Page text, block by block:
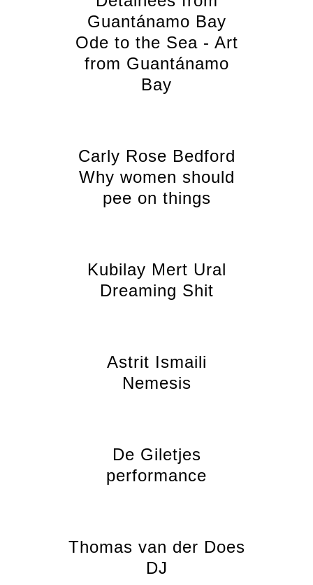
Guantánamo Bay
Ode to the Sea - Art
from Guantánamo
Bay
Carly Rose Bedford
Why women should
pee on things
Kubilay Mert Ural
Dreaming Shit
Astrit Ismaili
Nemesis
De Giletjes
performance
Thomas van der Does
DJ